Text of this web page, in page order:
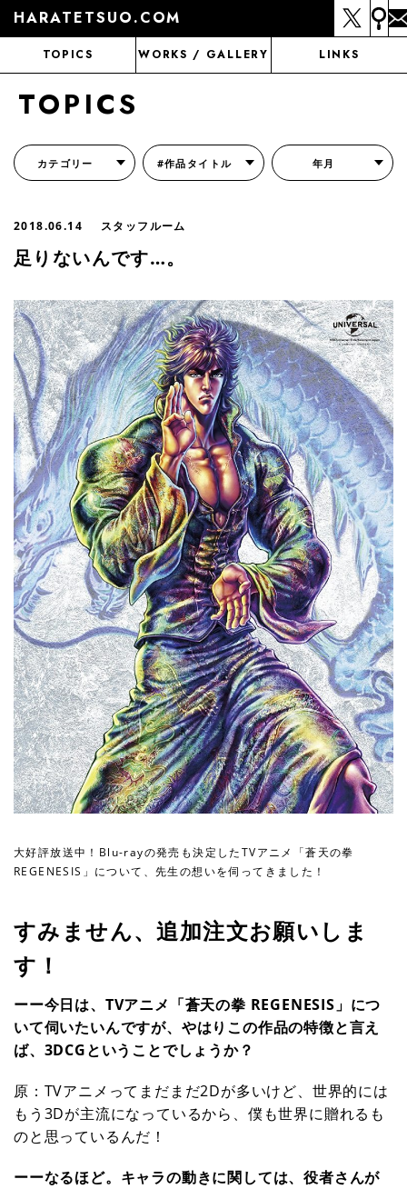
HARATETSUO.COM
TOPICS WORKS / GALLERY LINKS
TOPICS
カテゴリー #作品タイトル 年月
2018.06.14 スタッフルーム
足りないんです…。
大好評放送中！Blu-rayの発売も決定したTVアニメ「蒼天の拳
REGENESIS」について、先生の想いを伺ってきました！
すみません、追加注文お願いしま
す！
ーー今日は、TVアニメ「蒼天の拳 REGENESIS」につ
いて伺いたいんですが、やはりこの作品の特徴と言え
ば、3DCGということでしょうか？
原：TVアニメってまだまだ2Dが多いけど、世界的には
もう3Dが主流になっているから、僕も世界に贈れるも
のと思っているんだ！
ーーなるほど。キャラの動きに関しては、役者さんが